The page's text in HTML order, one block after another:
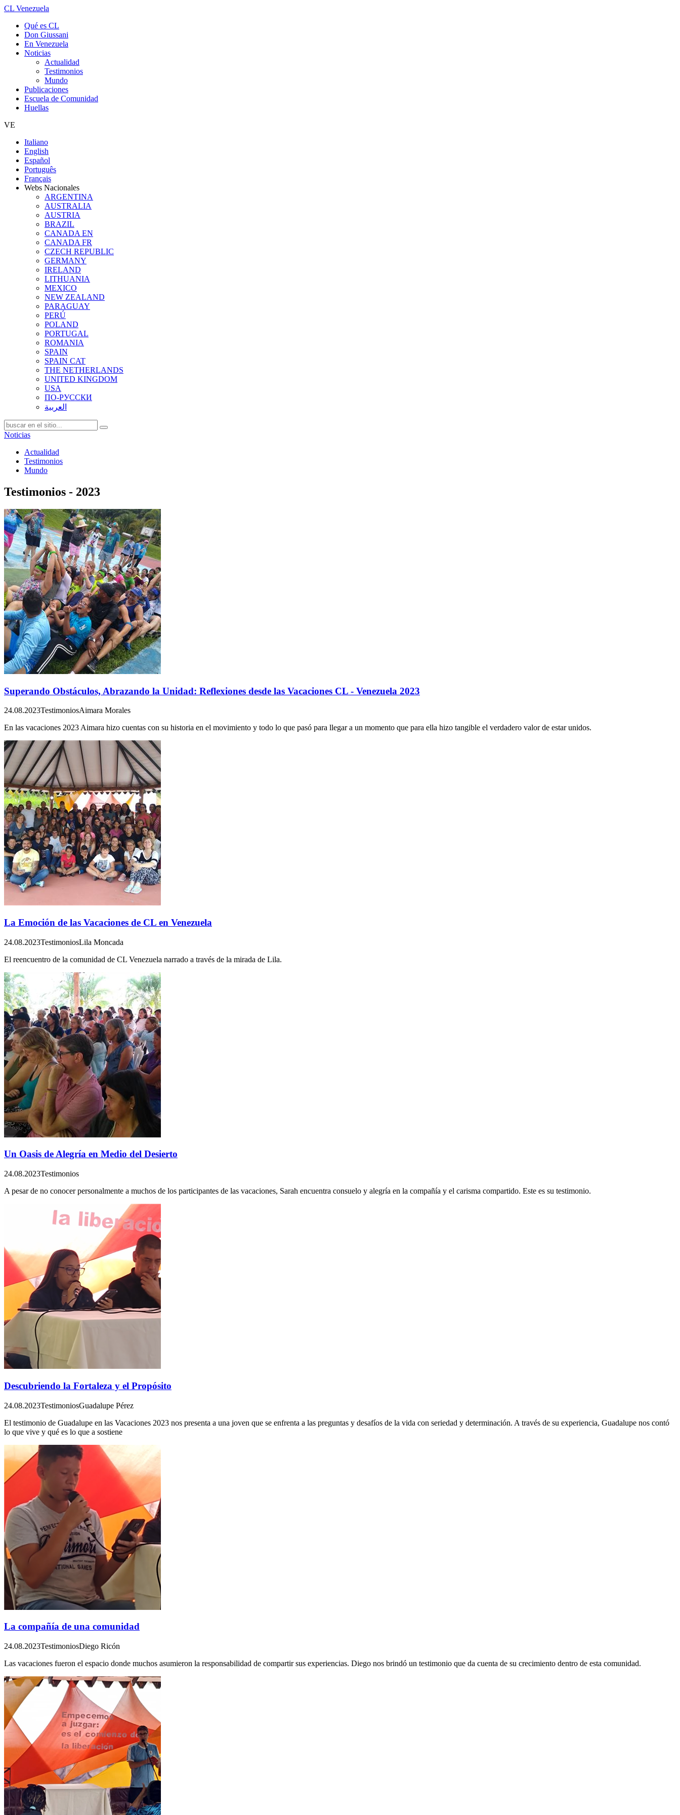
CL Venezuela
Qué es CL
Don Giussani
En Venezuela
Noticias
Actualidad
Testimonios
Mundo
Publicaciones
Escuela de Comunidad
Huellas
VE
Italiano
English
Español
Português
Français
Webs Nacionales
ARGENTINA
AUSTRALIA
AUSTRIA
BRAZIL
CANADA EN
CANADA FR
CZECH REPUBLIC
GERMANY
IRELAND
LITHUANIA
MEXICO
NEW ZEALAND
PARAGUAY
PERÚ
POLAND
PORTUGAL
ROMANIA
SPAIN
SPAIN CAT
THE NETHERLANDS
UNITED KINGDOM
USA
ПО-РУССКИ
العربية
Noticias
Actualidad
Testimonios
Mundo
Testimonios - 2023
Superando Obstáculos, Abrazando la Unidad: Reflexiones desde las Vacaciones CL - Venezuela 2023
24.08.2023TestimoniosAimara Morales
En las vacaciones 2023 Aimara hizo cuentas con su historia en el movimiento y todo lo que pasó para llegar a un momento que para ella hizo tangible el verdadero valor de estar unidos.
La Emoción de las Vacaciones de CL en Venezuela
24.08.2023TestimoniosLila Moncada
El reencuentro de la comunidad de CL Venezuela narrado a través de la mirada de Lila.
Un Oasis de Alegría en Medio del Desierto
24.08.2023Testimonios
A pesar de no conocer personalmente a muchos de los participantes de las vacaciones, Sarah encuentra consuelo y alegría en la compañía y el carisma compartido. Este es su testimonio.
Descubriendo la Fortaleza y el Propósito
24.08.2023TestimoniosGuadalupe Pérez
El testimonio de Guadalupe en las Vacaciones 2023 nos presenta a una joven que se enfrenta a las preguntas y desafíos de la vida con seriedad y determinación. A través de su experiencia, Guadalupe nos contó
lo que vive y qué es lo que a sostiene
La compañía de una comunidad
24.08.2023TestimoniosDiego Ricón
Las vacaciones fueron el espacio donde muchos asumieron la responsabilidad de compartir sus experiencias. Diego nos brindó un testimonio que da cuenta de su crecimiento dentro de esta comunidad.